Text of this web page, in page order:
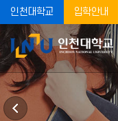
인천대학교 입학안내